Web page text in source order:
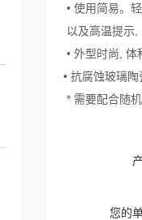
• 使用简易。
以及高温提示,
• 外型时尚, 体
• 抗腐蚀玻璃
* 需要配合随
您的